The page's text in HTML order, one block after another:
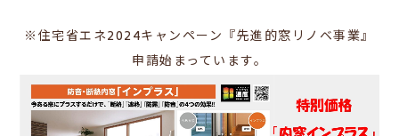
※住宅省エネ2024キャンペーン『先進的窓リノベ事業』
申請始まっています。